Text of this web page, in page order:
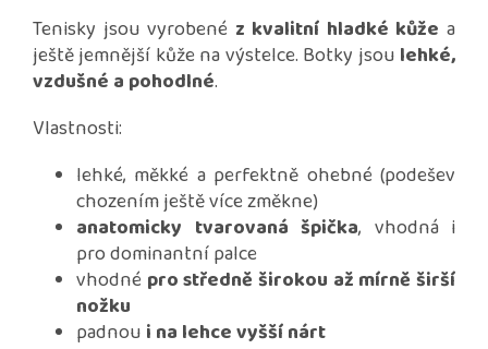
Tenisky jsou vyrobené z kvalitní hladké kůže a
ještě jemnější kůže na výstelce. Botky jsou lehké,
vzdušné a pohodlné.
Vlastnosti:
lehké, měkké a perfektně ohebné (podešev
chozením ještě více změkne)
anatomicky tvarovaná špička, vhodná i
pro dominantní palce
vhodné pro středně širokou až mírně širší
nožku
padnou i na lehce vyšší nárt